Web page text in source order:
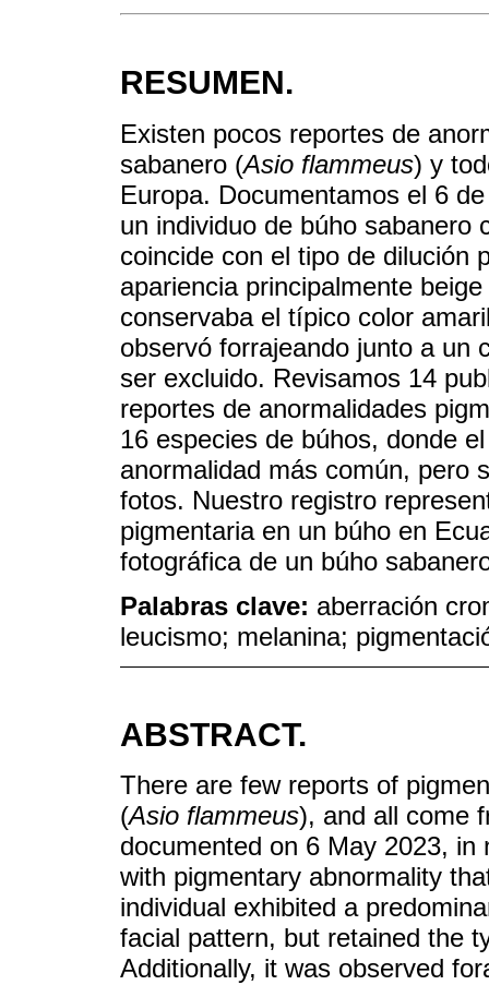
RESUMEN.
Existen pocos reportes de
sabanero (Asio flammeus) y
Europa. Documentamos el 6
un individuo de búho sabanero
coincide con el tipo de dilución
apariencia principalmente
conservaba el típico color
observó forrajeando junto a un
ser excluido. Revisamos 14
reportes de anormalidades
16 especies de búhos, donde
anormalidad más común, pero
fotos. Nuestro registro
pigmentaria en un búho en
fotográfica de un búho
Palabras clave: aberración
leucismo; melanina;
ABSTRACT.
There are few reports of
(Asio flammeus), and all come
documented on 6 May 2023,
with pigmentary abnormality
individual exhibited a
facial pattern, but retained the
Additionally, it was observed